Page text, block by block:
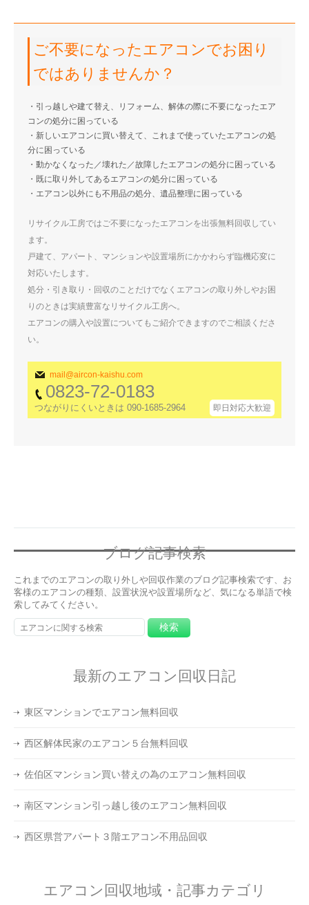
ご不要になったエアコンでお困り
ではありませんか？
・引っ越しや建て替え、リフォーム、解体の際に不要になったエア
コンの処分に困っている
・新しいエアコンに買い替えて、これまで使っていたエアコンの処
分に困っている
・動かなくなった／壊れた／故障したエアコンの処分に困っている
・既に取り外してあるエアコンの処分に困っている
・エアコン以外にも不用品の処分、遺品整理に困っている
リサイクル工房ではご不要になったエアコンを出張無料回収してい
ます。
戸建て、アパート、マンションや設置場所にかかわらず臨機応変に
対応いたします。
処分・引き取り・回収のことだけでなくエアコンの取り外しやお困
りのときは実績豊富なリサイクル工房へ。
エアコンの購入や設置についてもご紹介できますのでご相談くださ
い。
mail@aircon-kaishu.com
0823-72-0183
つながりにくいときは 090-1685-2964 即日対応大歓迎
ブログ記事検索
これまでのエアコンの取り外しや回収作業のブログ記事検索です、お
客様のエアコンの種類、設置状況や設置場所など、気になる単語で検
索してみてください。
最新のエアコン回収日記
東区マンションでエアコン無料回収
西区解体民家のエアコン５台無料回収
佐伯区マンション買い替えの為のエアコン無料回収
南区マンション引っ越し後のエアコン無料回収
西区県営アパート３階エアコン不用品回収
エアコン回収地域・記事カテゴリ